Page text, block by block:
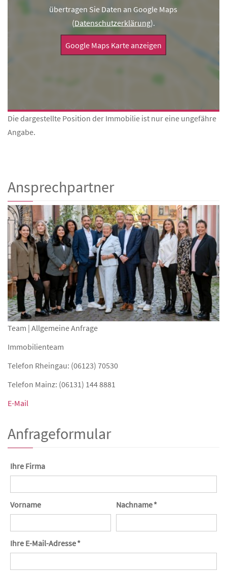
übertragen Sie Daten an Google Maps
(Datenschutzerklärung).
Google Maps Karte anzeigen
Die dargestellte Position der Immobilie ist nur eine ungefähre
Angabe.
Ansprechpartner
Team | Allgemeine Anfrage
Immobilienteam
Telefon Rheingau: (06123) 70530
Telefon Mainz: (06131) 144 8881
E-Mail
Anfrageformular
Ihre Firma
Vorname Nachname *
Ihre E-Mail-Adresse *